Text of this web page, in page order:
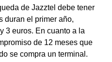
de Jazztel debe tener
duran el primer año,
3 euros. En cuanto a la
de 12 meses que
se compra un terminal.